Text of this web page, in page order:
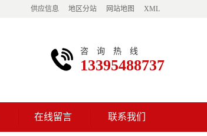
供应信息 地区分站 网站地图 XML
咨询热线
13395488737
在线留言 联系我们